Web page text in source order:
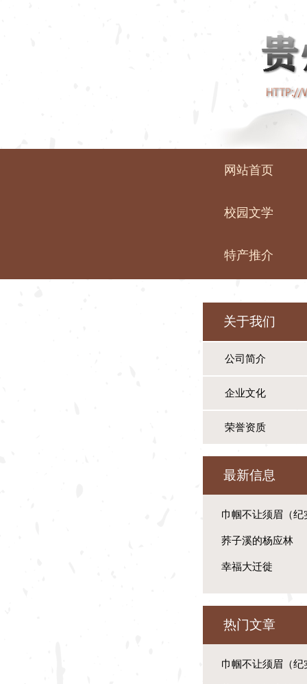
网站首页
校园文学
特产推介
关于我们
公司简介
企业文化
荣誉资质
最新信息
巾帼不让须眉（纪
荞子溪的杨应林
幸福大迁徙
热门文章
巾帼不让须眉（纪